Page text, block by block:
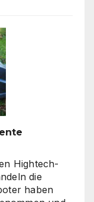
Hightech-
die
haben